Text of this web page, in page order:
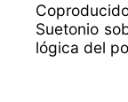
Suetonio
lógica del